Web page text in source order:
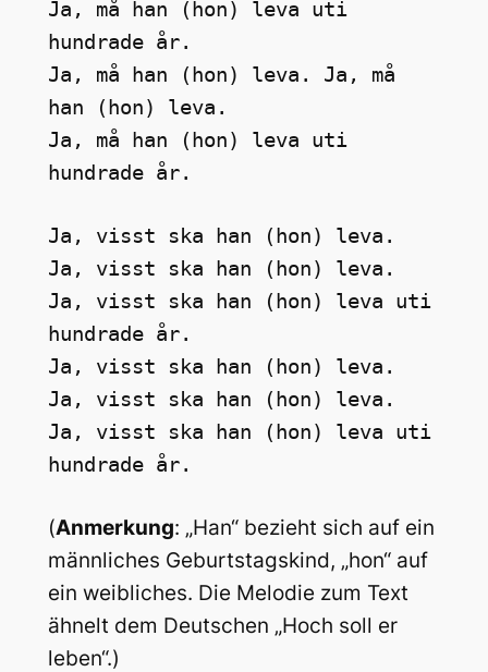
Ja, må han (hon) leva uti
hundrade år.
Ja, må han (hon) leva. Ja, må
han (hon) leva.
Ja, må han (hon) leva uti
hundrade år.
Ja, visst ska han (hon) leva.
Ja, visst ska han (hon) leva.
Ja, visst ska han (hon) leva uti
hundrade år.
Ja, visst ska han (hon) leva.
Ja, visst ska han (hon) leva.
Ja, visst ska han (hon) leva uti
hundrade år.
(Anmerkung: „Han“ bezieht sich auf ein
männliches Geburtstagskind, „hon“ auf
ein weibliches. Die Melodie zum Text
ähnelt dem Deutschen „Hoch soll er
leben“.)